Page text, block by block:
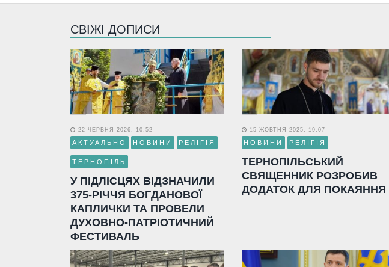
СВІЖІ ДОПИСИ
22 ЧЕРВНЯ 2026, 10:52
АКТУАЛЬНО НОВИНИ РЕЛІГІЯ
ТЕРНОПІЛЬ
У ПІДЛІСЦЯХ ВІДЗНАЧИЛИ
375-РІЧЧЯ БОГДАНОВОЇ
КАПЛИЧКИ ТА ПРОВЕЛИ
ДУХОВНО-ПАТРІОТИЧНИЙ
ФЕСТИВАЛЬ
15 ЖОВТНЯ 2025, 19:07
НОВИНИ РЕЛІГІЯ
ТЕРНОПІЛЬСЬКИЙ
СВЯЩЕННИК РОЗРОБИВ
ДОДАТОК ДЛЯ ПОКАЯННЯ